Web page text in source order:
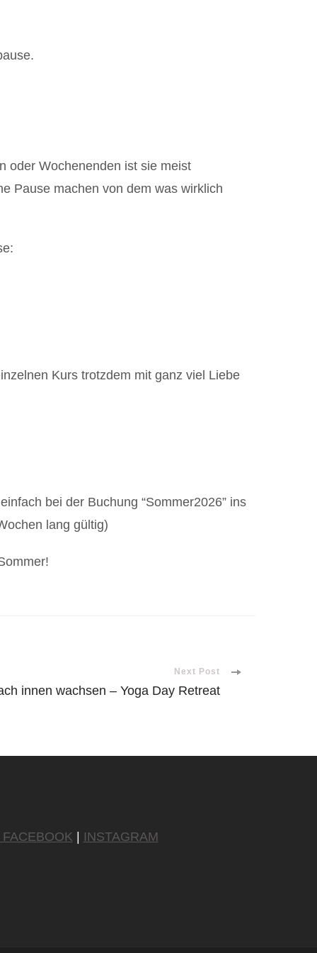
oder Wochenenden ist sie meist
Pause machen von dem was wirklich
Kurs trotzdem mit ganz viel Liebe
bei der Buchung “Sommer2026” ins
lang gültig)
Next Post
innen wachsen – Yoga Day Retreat
| INSTAGRAM